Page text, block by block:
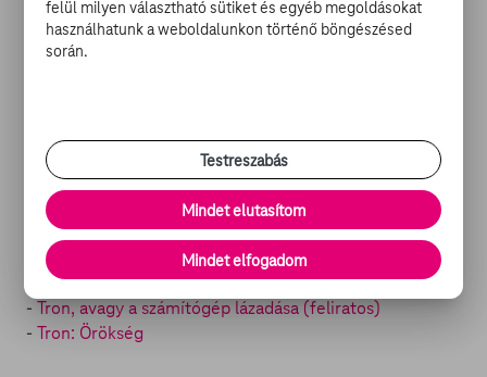
titulált édesapjának eltűnésért, így egy érdekes és
hívogató jel csalogatására rááll az ügyre. Ahogy
egyedül, ugyanis egy bátor harcosnő, Quorra lesz
segítségére a kibertérben, de ez közel sem jelenti, hogy
ne kellene egyre több veszéllyel szembenéznie…
DISNEY-MESEDÉLUTÁN- TRON és TRON: Örökség A TV
GO-N:
- Tron, avagy a számítógép lázadása (feliratos)
- Tron: Örökség
felül milyen választható sütiket és egyéb megoldásokat
használhatunk a weboldalunkon történő böngészésed
során.
Testreszabás
Mindet elutasítom
Mindet elfogadom